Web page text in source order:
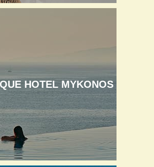
HOTEL MYKONOS